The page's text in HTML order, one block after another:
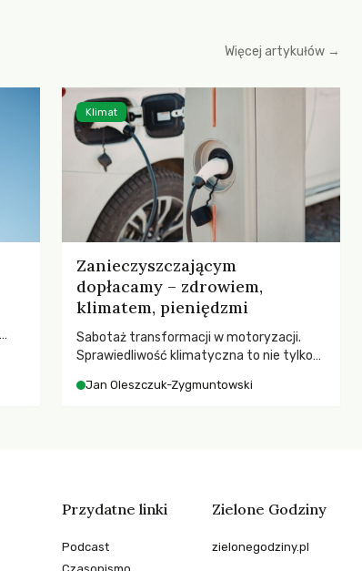
Więcej artykułów →
Zanieczyszczającym
dopłacamy – zdrowiem,
klimatem, pieniędzmi
Sabotaż transformacji w motoryzacji.
Sprawiedliwość klimatyczna to nie tylko
ponosi konsekwencje globalnego
Jan Oleszczuk-Zygmuntowski
Klimat
Przydatne linki
Podcast
Zielone Godziny
zielonegodziny.pl